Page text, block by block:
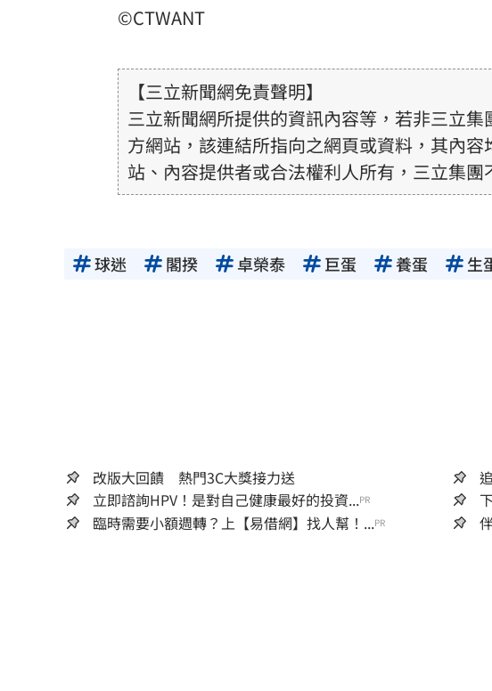
©CTWANT
【三立新聞網免責聲明】
三立新聞網所提供的資訊內容等，若非三立
方網站，該連結所指向之網頁或資料，其內
站、內容提供者或合法權利人所有，三立集
或合法性。三立新聞網所提供的資訊內容，
用者自負全責。
球迷 閣揆 卓榮泰 巨蛋 養蛋 生
改版大回饋 熱門3C大獎接力送
立即諮詢HPV！是對自己健康最好的投資...PR
臨時需要小額週轉？上【易借網】找人幫！...PR